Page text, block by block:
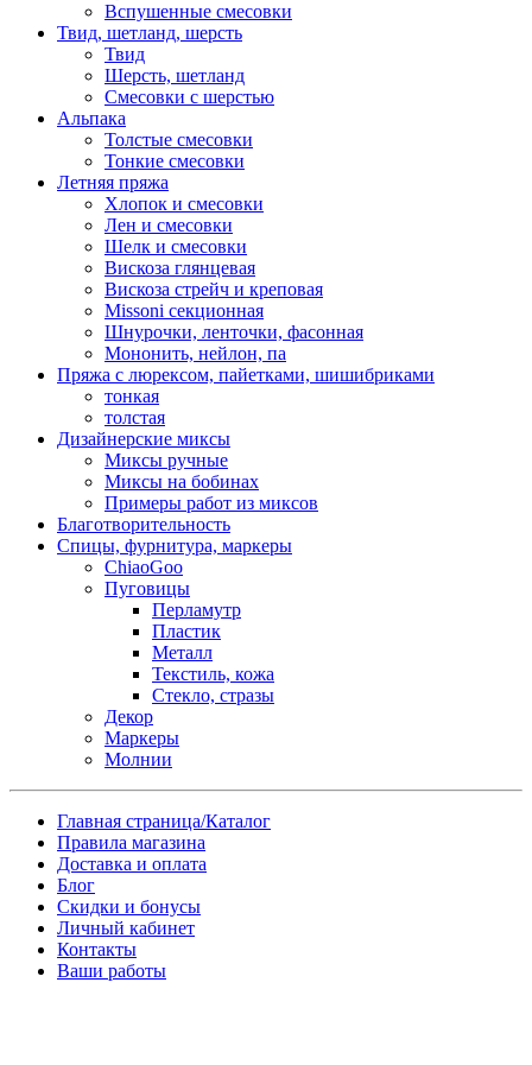
Вспушенные смесовки
Твид, шетланд, шерсть
Твид
Шерсть, шетланд
Смесовки с шерстью
Альпака
Толстые смесовки
Тонкие смесовки
Летняя пряжа
Хлопок и смесовки
Лен и смесовки
Шелк и смесовки
Вискоза глянцевая
Вискоза стрейч и креповая
Missoni секционная
Шнурочки, ленточки, фасонная
Мононить, нейлон, па
Пряжа с люрексом, пайетками, шишибриками
тонкая
толстая
Дизайнерские миксы
Миксы ручные
Миксы на бобинах
Примеры работ из миксов
Благотворительность
Спицы, фурнитура, маркеры
ChiaoGoo
Пуговицы
Перламутр
Пластик
Металл
Текстиль, кожа
Стекло, стразы
Декор
Маркеры
Молнии
Главная страница/Каталог
Правила магазина
Доставка и оплата
Блог
Скидки и бонусы
Личный кабинет
Контакты
Ваши работы